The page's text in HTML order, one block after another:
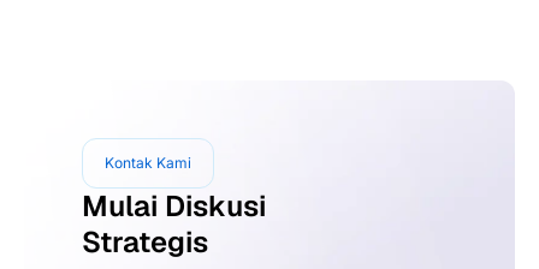
Kontak Kami
Mulai Diskusi
Strategis